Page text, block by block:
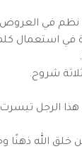
وزن الشاطبية
استعمال
شروح.
هذا الرجل
الله ذهنًا